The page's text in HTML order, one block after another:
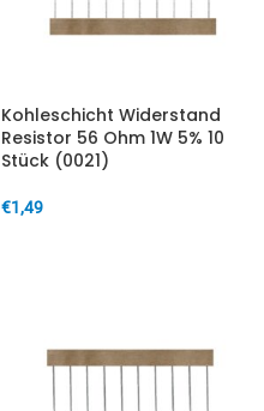
Kohleschicht Widerstand
Resistor 56 Ohm 1W 5% 10
Stück (0021)
€1,49